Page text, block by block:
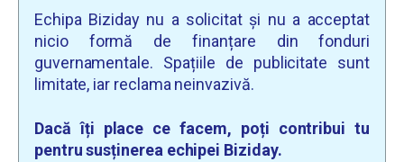
Echipa Biziday nu a solicitat și nu a acceptat
nicio formă de finanțare din fonduri
guvernamentale. Spațiile de publicitate sunt
limitate, iar reclama neinvazivă.
Dacă îți place ce facem, poți contribui tu
pentru susținerea echipei Biziday.